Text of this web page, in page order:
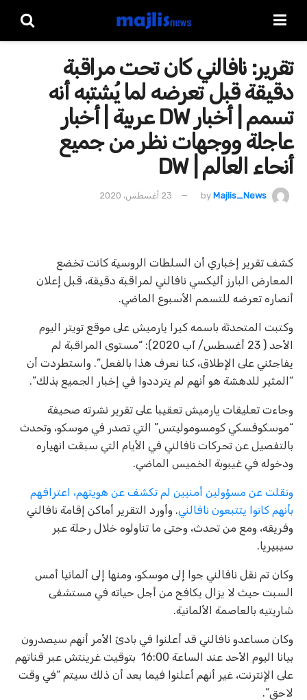
تقرير: نافالني كان تحت مراقبة
دقيقة قبل تعرضه لما يُشتبه أنه
تسمم | أخبار DW عربية | أخبار
عاجلة ووجهات نظر من جميع
أنحاء العالم | DW
by Majlis_News 23 أغسطس، 2020
كشف تقرير إخباري أن السلطات الروسية كانت تخضع
المعارض البارز أليكسي نافالني لمراقبة دقيقة، قبل إعلان
أنصاره تعرضه للتسمم الأسبوع الماضي.
وكتبت المتحدثة باسمه كيرا يارميش على موقع تويتر اليوم
الأحد ( 23 أغسطس/ آب 2020): “مستوى المراقبة لم
يفاجئني على الإطلاق، كنا نعرف هذا بالفعل”. واستطردت أن
“المثير للدهشة هو أنهم لم يترددوا في إخبار الجميع بذلك”.
وجاءت تعليقات يارميش تعقيبا على تقرير نشرته صحيفة
“موسكوفسكي كومسوموليتس” التي تصدر في موسكو، وتحدث
بالتفصيل عن تحركات نافالني في الأيام التي سبقت انهياره
ودخوله في غيبوبة الخميس الماضي.
ونقلت عن مسؤولين أمنيين لم تكشف عن هويتهم، اعترافهم
بأنهم كانوا يتتبعون نافالني. وأورد التقرير أماكن إقامة نافالني
وفريقه، ومع من تحدث، وحتى ما تناولوه خلال رحلة عبر
سيبيريا.
وكان تم نقل نافالني جوا إلى موسكو، ومنها إلى ألمانيا أمس
السبت حيث لا يزال يكافح من أجل حياته في مستشفى
شاريتيه بالعاصمة الألمانية.
وكان مساعدو نافالني قد أعلنوا في بادئ الأمر أنهم سيصدرون
بيانا اليوم الأحد عند الساعة 16:00 بتوقيت غرينتش عبر قناتهم
على الإنترنت، غير أنهم أعلنوا فيما بعد أن ذلك سيتم “في وقت
لاحق”.